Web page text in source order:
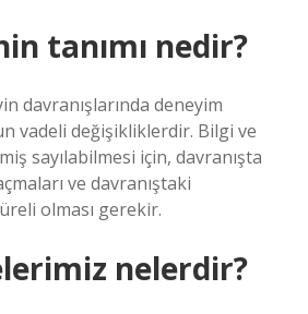
tanımı nedir?
davranışlarında deneyim
vadeli değişikliklerdir. Bilgi ve
sayılabilmesi için, davranışta
ve davranıştaki
olması gerekir.
nelerdir?